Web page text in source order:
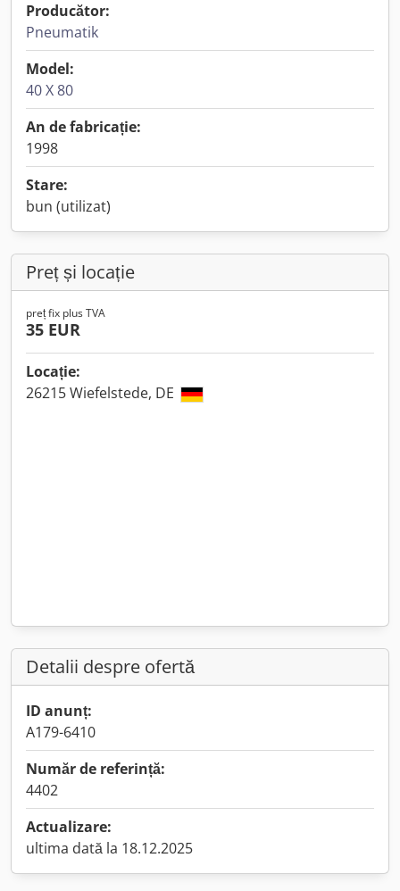
Producător:
Pneumatik
Model:
40 X 80
An de fabricație:
1998
Stare:
bun (utilizat)
Preț și locație
preț fix plus TVA
35 EUR
Locație:
26215 Wiefelstede, DE
Detalii despre ofertă
ID anunț:
A179-6410
Număr de referință:
4402
Actualizare:
ultima dată la 18.12.2025